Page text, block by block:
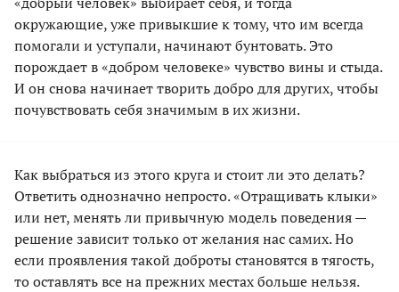
окружающие, уже привыкшие к тому, что им всегда
помогали и уступали, начинают бунтовать. Это
порождает в «добром человеке» чувство вины и стыда.
И он снова начинает творить добро для других, чтобы
почувствовать себя значимым в их жизни.
Как выбраться из этого круга и стоит ли это делать?
Ответить однозначно непросто. «Отращивать клыки»
или нет, менять ли привычную модель поведения —
решение зависит только от желания нас самих. Но
если проявления такой доброты становятся в тягость,
то оставлять все на прежних местах больше нельзя.